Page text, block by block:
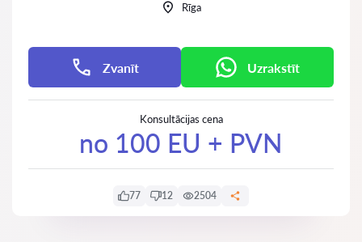
Rīga
Zvanīt Uzrakstīt
Konsultācijas cena
no 100 EU + PVN
77 12 2504